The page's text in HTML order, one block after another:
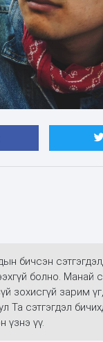
бичсэн
болно. Манай
зохисгүй зарим
Та сэтгэгдэл
үзнэ үү.